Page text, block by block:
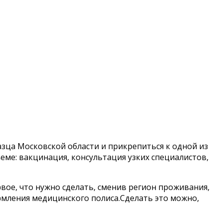
Московской области и прикрепиться к одной из
вакцинация, консультация узких специалистов,
что нужно сделать, сменив регион проживания,
медицинского полиса.Сделать это можно,